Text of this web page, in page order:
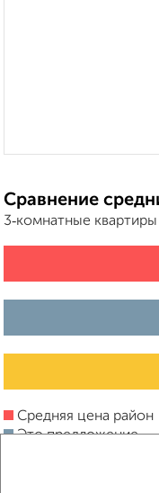
Сравнение
3‑комнатные
Средняя цена район
Это предложение